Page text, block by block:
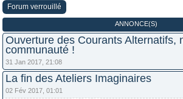
Forum verrouillé
ANNONCE(S)
Ouverture des Courants Alternatifs,
communauté !
31 Jan 2017, 21:08
La fin des Ateliers Imaginaires
02 Fév 2017, 01:01